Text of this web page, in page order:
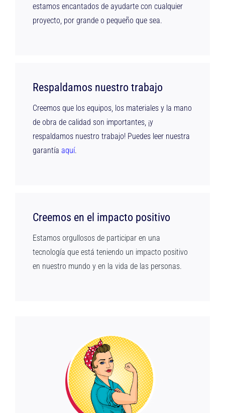
estamos encantados de ayudarte con cualquier
proyecto, por grande o pequeño que sea.
Respaldamos nuestro trabajo
Creemos que los equipos, los materiales y la mano
de obra de calidad son importantes, ¡y
respaldamos nuestro trabajo! Puedes leer nuestra
garantía aquí.
Creemos en el impacto positivo
Estamos orgullosos de participar en una
tecnología que está teniendo un impacto positivo
en nuestro mundo y en la vida de las personas.